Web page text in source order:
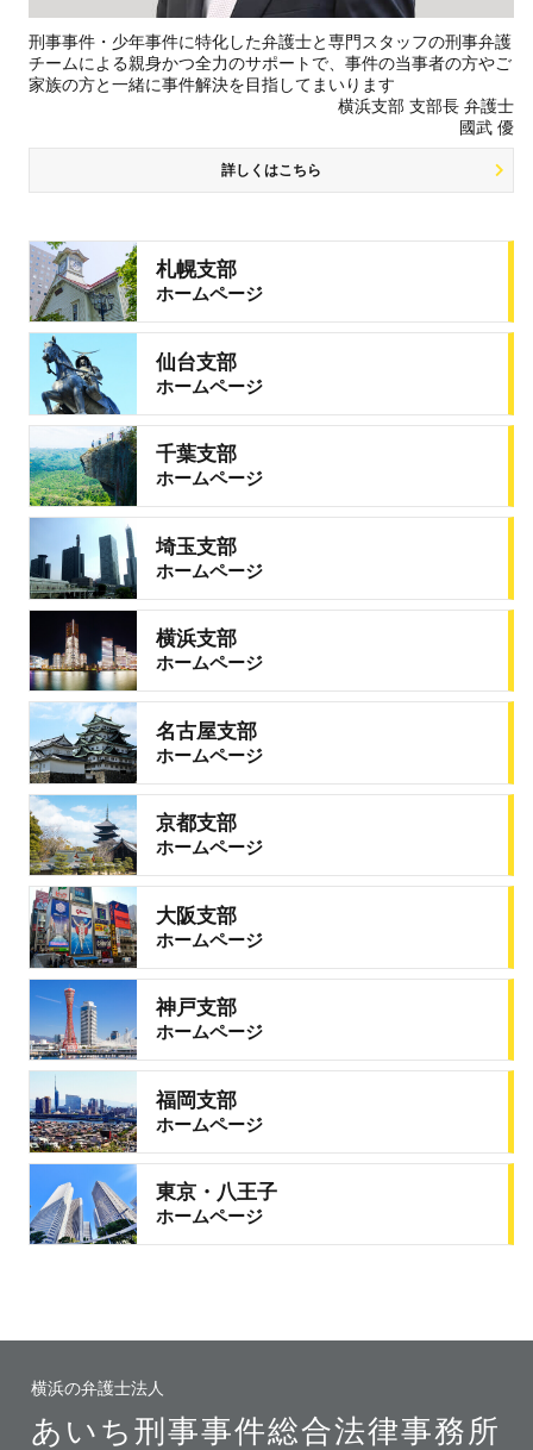
刑事事件・少年事件に特化した弁護士と専門スタッフの刑事弁護
チームによる親身かつ全力のサポートで、事件の当事者の方やご
家族の方と一緒に事件解決を目指してまいります
横浜支部 支部長 弁護士
國武 優
詳しくはこちら
札幌支部
ホームページ
仙台支部
ホームページ
千葉支部
ホームページ
埼玉支部
ホームページ
横浜支部
ホームページ
名古屋支部
ホームページ
京都支部
ホームページ
大阪支部
ホームページ
神戸支部
ホームページ
福岡支部
ホームページ
東京・八王子
ホームページ
横浜の弁護士法人
あいち刑事事件総合法律事務所